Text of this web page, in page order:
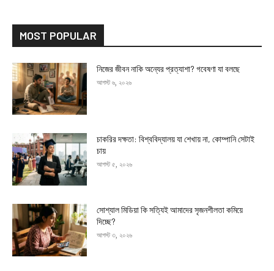
MOST POPULAR
নিজের জীবন নাকি অন্যের প্রত্যাশা? গবেষণা যা বলছে
আগস্ট ৬, ২০২৬
চাকরির দক্ষতা: বিশ্ববিদ্যালয় যা শেখায় না, কোম্পানি সেটাই
চায়
আগস্ট ৫, ২০২৬
সোশ্যাল মিডিয়া কি সত্যিই আমাদের সৃজনশীলতা কমিয়ে
দিচ্ছে?
আগস্ট ৩, ২০২৬